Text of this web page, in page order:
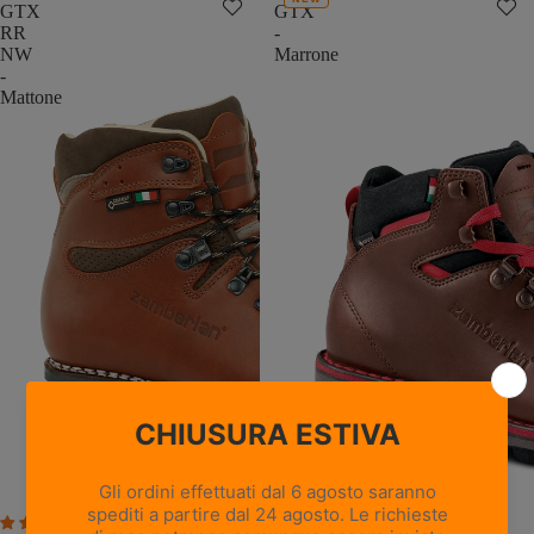
GTX
RR
NW
-
Mattone
9 recensioni
GTX
-
Marrone
TOBLACH GTX - Marrone